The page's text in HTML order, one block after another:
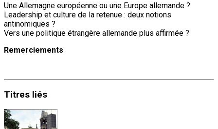
Une Allemagne européenne ou une Europe allemande ?
Leadership et culture de la retenue : deux notions
antinomiques ?
Vers une politique étrangère allemande plus affirmée ?
Remerciements
Titres liés